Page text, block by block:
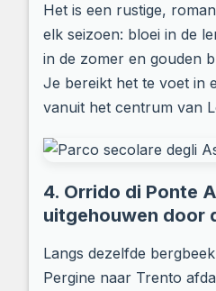
Het is een rustige,
elk seizoen: bloei in de
in de zomer en gouden
Je bereikt het te voet in
vanuit het centrum van
4. Orrido di Ponte
uitgehouwen door
Langs dezelfde
Pergine naar Trento